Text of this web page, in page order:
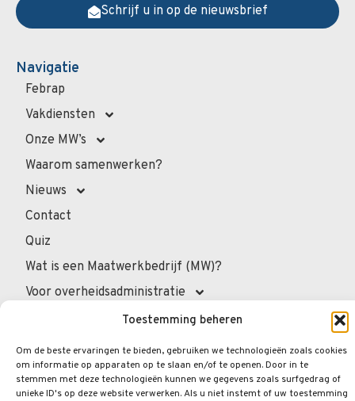
Toestemming beheren
Om de beste ervaringen te bieden, gebruiken we technologieën zoals cookies
om informatie op apparaten op te slaan en/of te openen. Door in te
stemmen met deze technologieën kunnen we gegevens zoals surfgedrag of
unieke ID's op deze website verwerken. Als u niet instemt of uw toestemming
Navigatie
Febrap
Vakdiensten
Onze MW’s
Waarom samenwerken?
Nieuws
Contact
Quiz
Wat is een Maatwerkbedrijf (MW)?
Voor overheidsadministratie
Voor de professionals
Voor privépersonen
Veelgestelde vragen
Schrijf u in op de nieuwsbrief